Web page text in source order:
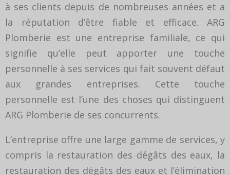
à ses clients depuis de nombreuses années et a
la réputation d’être fiable et efficace. ARG
Plomberie est une entreprise familiale, ce qui
signifie qu’elle peut apporter une touche
personnelle à ses services qui fait souvent défaut
aux grandes entreprises. Cette touche
personnelle est l’une des choses qui distinguent
ARG Plomberie de ses concurrents.
L’entreprise offre une large gamme de services, y
compris la restauration des dégâts des eaux, la
restauration des dégâts des eaux et l’élimination